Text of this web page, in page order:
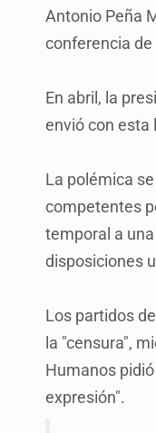
Antonio Peña
conferencia
En abril, la
envió con esta
La polémica
competentes
temporal a
disposiciones
Los partidos
la "censura",
Humanos
expresión".